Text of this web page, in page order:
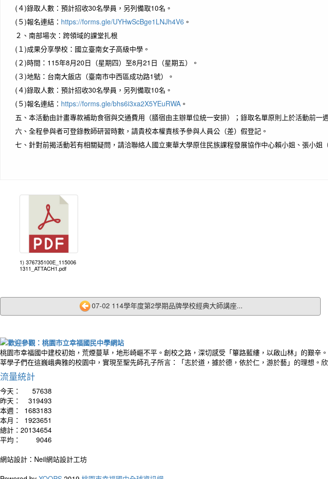
(４)錄取人數：預計招收30名學員，另列備取10名。
(５)報名連結： https://forms.gle/UYHwScBge1LNJh4V6 。
２、 南部場次：跨領域的課堂扎根
(１)成果分享學校：國立臺南女子高級中學。
(２)時間：115年8月20日（星期四）至8月21日（星期五）。
(３)地點：台南大飯店（臺南市中西區成功路1號）。
(４)錄取人數：預計招收30名學員，另列備取10名。
(５)報名連結： https://forms.gle/bhs6i3xa2X5YEuRWA 。
五、 本活動由計畫專款補助食宿與交通費用（膳宿由主辦單位統一安排）；錄取名單原則上於活動前
六、 全程參與者可登錄教師研習時數，請貴校本權責核予參與人員公（差）假登記。
七、 針對前揭活動若有相關疑問，請洽聯絡人國立東華大學原住民族課程發展協作中心賴小姐、張小姐
1) 376735100E_115006
1311_ATTACH1.pdf
07-02 114學年度第2學期品牌學校經典大師講座...
桃園市幸福國中建校初始，荒煙蔓草，地形崎嶇不平。創校之路，深切感受「篳路藍縷，以啟山林」的艱
莘學子們在這巍峨典雅的校園中，實現至聖先師孔子所言：「志於道，據於德，依於仁，游於藝」的理想。
流量統計
今天：
57638
昨天：
319493
本週：
1683183
本月：
1923651
總計： 20134654
平均：
9046
網站設計：Neil網站設計工坊